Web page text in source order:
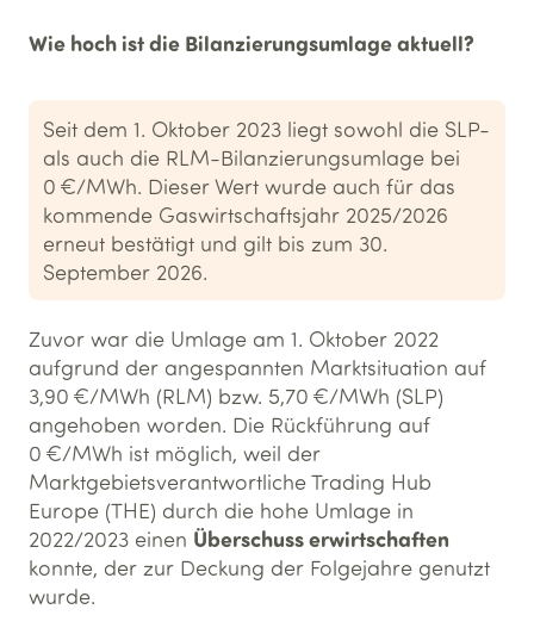
Wie hoch ist die Bilanzierungsumlage aktuell?
Seit dem 1. Oktober 2023 liegt sowohl die SLP-
als auch die RLM-Bilanzierungsumlage bei
0 €/MWh. Dieser Wert wurde auch für das
kommende Gaswirtschaftsjahr 2025/2026
erneut bestätigt und gilt bis zum 30.
September 2026.
Zuvor war die Umlage am 1. Oktober 2022
aufgrund der angespannten Marktsituation auf
3,90 €/MWh (RLM) bzw. 5,70 €/MWh (SLP)
angehoben worden. Die Rückführung auf
0 €/MWh ist möglich, weil der
Marktgebietsverantwortliche Trading Hub
Europe (THE) durch die hohe Umlage in
2022/2023 einen Überschuss erwirtschaften
konnte, der zur Deckung der Folgejahre genutzt
wurde.